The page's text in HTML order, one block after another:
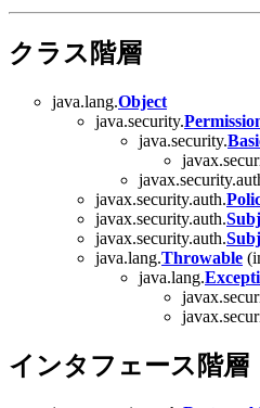
クラス階層
java.lang.Object
java.security.
java.security.
javax.security.auth.
javax.security.auth.
javax.security.auth.
java.lang.Throwable
java.lang.
インタフェース階層